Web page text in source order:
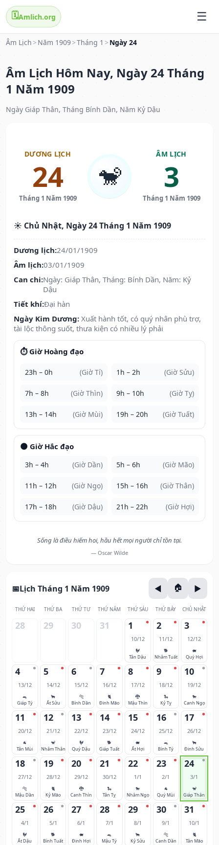
🗓️Amlich.org
Âm Lịch > Năm 1909>Tháng 1 > Ngày 24
Âm Lịch Hôm Nay, Ngày 24 Tháng
1 Năm 1909
Ngày Giáp Thân, Tháng Bính Dần, Năm Kỷ Dậu
DƯƠNG LỊCH
24
Tháng 1 Năm 1909
🐒
ÂM LỊCH
3
Tháng 1 Năm 1909
☀️ Chủ Nhật, Ngày 24 Tháng 1 Năm 1909
Dương lịch:24/01/1909
Âm lịch:03/01/1909
Can chi:Ngày: Giáp Thân, Tháng: Bính Dần, Năm: Kỷ
Dậu
Tiết khí:Đại hàn
Ngày Kim Dương: Xuất hành tốt, có quý nhân phù trợ,
tài lộc thông suốt, thưa kiện có nhiều lý phải
⏱️ Giờ Hoàng đạo
23h – 0h (Giờ Tí) 1h – 2h (Giờ Sửu)
7h – 8h (Giờ Thìn) 9h – 10h (Giờ Tỵ)
13h – 14h (Giờ Mùi) 19h – 20h (Giờ Tuất)
🌑 Giờ Hắc đạo
3h – 4h (Giờ Dần) 5h – 6h (Giờ Mão)
11h – 12h (Giờ Ngọ) 15h – 16h (Giờ Thân)
17h – 18h (Giờ Dậu) 21h – 22h (Giờ Hợi)
Sống là điều hiếm hoi, hầu hết mọi người chỉ tồn tại.
— Oscar Wilde
Lịch Tháng 1 Năm 1909
THỨ HAI THỨ BA THỨ TƯ THỨ NĂM THỨ SÁU THỨ BẢY CHỦ NHẬT
28 29 30 31 1
10/12
🐓
Tân Dậu
2
11/12
🐕
Nhâm Tuất
3
12/12
🐖
Quý Hợi
4
13/12
🐀
Giáp Tý
5
14/12
🐂
Ất Sửu
6
15/12
🐅
Bính Dần
7
16/12
🐈
Đinh Mão
8
17/12
🐉
Mậu Thìn
9
18/12
🐍
Kỷ Tỵ
10
19/12
🐎
Canh Ngọ
11
20/12
🐐
Tân Mùi
12
21/12
🐒
Nhâm Thân
13
22/12
🐓
Quý Dậu
14
23/12
🐕
Giáp Tuất
15
24/12
🐖
Ất Hợi
16
25/12
🐀
Bính Tý
17
26/12
🐂
Đinh Sửu
18
27/12
🐅
Mậu Dần
19
28/12
🐈
Kỷ Mão
20
29/12
🐉
Canh Thìn
21
30/12
🐍
Tân Tỵ
22
1/1
🐎
Nhâm Ngọ
23
2/1
🐐
Quý Mùi
24
3/1
🐒
Giáp Thân
25
4/1
🐓
Ất Dậu
26
5/1
🐕
Bính Tuất
27
6/1
🐖
Đinh Hợi
28
7/1
🐀
Mậu Tý
29
8/1
🐂
Kỷ Sửu
30
9/1
🐅
Canh Dần
31
10/1
🐈
Tân Mão